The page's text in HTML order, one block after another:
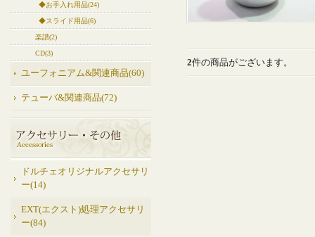
◆お手入れ用品(24)
◆スライド用品(6)
楽譜(2)
CD(3)
ユーフォニアム&関連商品(60)
テューバ&関連商品(72)
ドルチェオリジナルアクセサリ
ー(14)
EXT(エクスト)処理アクセサリ
ー(84)
2件の商品がございます。